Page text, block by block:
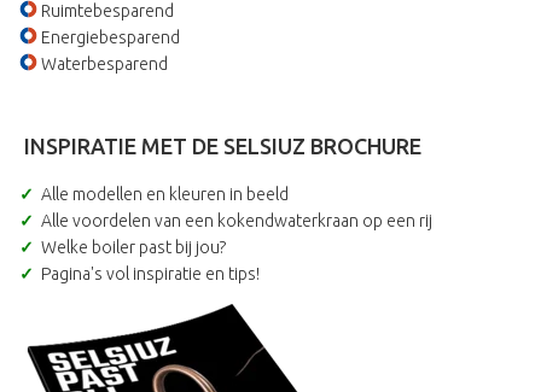
Ruimtebesparend
Energiebesparend
Waterbesparend
INSPIRATIE MET DE SELSIUZ BROCHURE
Alle modellen en kleuren in beeld
Alle voordelen van een kokendwaterkraan op een rij
Welke boiler past bij jou?
Pagina's vol inspiratie en tips!